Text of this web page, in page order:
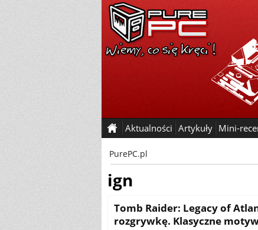
Aktualności Artykuły Mini-
PurePC.pl
ign
Tomb Raider: Legacy of
rozgrywkę. Klasyczne